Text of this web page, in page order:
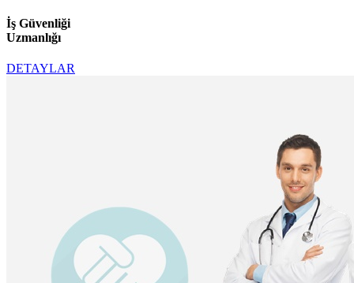
İş Güvenliği
Uzmanlığı
DETAYLAR